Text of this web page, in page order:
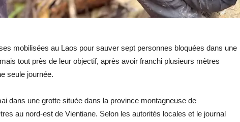
mobilisées au Laos pour sauver sept personnes bloquées dans une
tout près de leur objectif, après avoir franchi plusieurs mètres
seule journée.
dans une grotte située dans la province montagneuse de
au nord-est de Vientiane. Selon les autorités locales et le journal